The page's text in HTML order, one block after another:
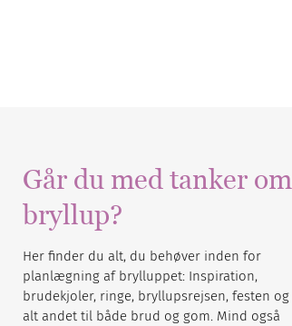
Går du med tanker om
bryllup?
Her finder du alt, du behøver inden for
planlægning af brylluppet: Inspiration,
brudekjoler, ringe, bryllupsrejsen, festen og
alt andet til både brud og gom. Mind også